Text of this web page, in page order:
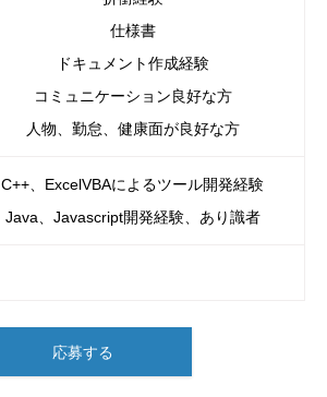
仕様書
ドキュメント作成経験
コミュニケーション良好な方
人物、勤怠、健康面が良好な方
C++、ExcelVBAによるツール開発経験
Java、Javascript開発経験、あり識者
応募する